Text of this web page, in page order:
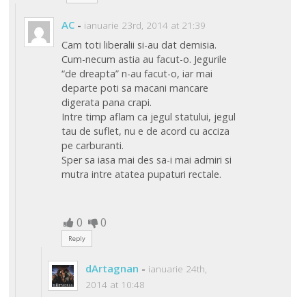
AC - ianuarie 23rd, 2014 at 21:39
Cam toti liberalii si-au dat demisia.
Cum-necum astia au facut-o. Jegurile
“de dreapta” n-au facut-o, iar mai
departe poti sa macani mancare
digerata pana crapi.
Intre timp aflam ca jegul statului, jegul
tau de suflet, nu e de acord cu acciza
pe carburanti.
Sper sa iasa mai des sa-i mai admiri si
mutra intre atatea pupaturi rectale.
0 0
Reply
dArtagnan - ianuarie 24th,
2014 at 10:48